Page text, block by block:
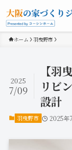
ホーム 羽曳野市
【羽
リビ
設計
2025
7/09
羽曳野市 2025年